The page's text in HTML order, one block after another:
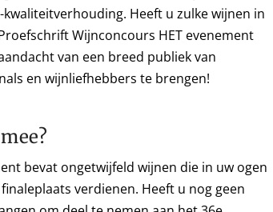
Heeft u zulke wijnen in
Wijnconcours HET evenement
van een breed publiek van
en wijnliefhebbers te brengen!
bevat ongetwijfeld wijnen die in uw ogen
verdienen. Heeft u nog geen